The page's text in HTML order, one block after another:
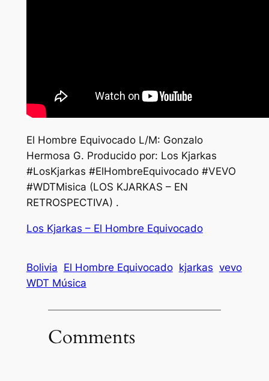
El Hombre Equivocado L/M: Gonzalo
Hermosa G. Producido por: Los Kjarkas
#LosKjarkas #ElHombreEquivocado #VEVO
#WDTMisica (LOS KJARKAS – EN
RETROSPECTIVA) .
Los Kjarkas – El Hombre Equivocado
Bolivia El Hombre Equivocado kjarkas vevo
WDT Música
Comments